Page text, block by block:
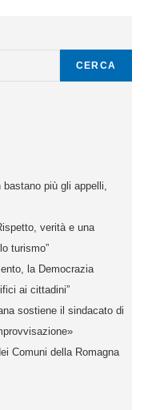
CERCA
più gli appelli,
verità e una
turismo”
la Democrazia
ai cittadini”
sostiene il sindacato di
Comuni della Romagna